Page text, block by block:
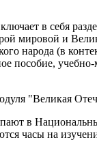
в себя
мировой и
народа (в
пособие,
"Великая
в
часы на